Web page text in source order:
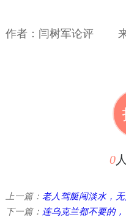
作者：闫树军论评 来
0
上一篇： 老人驾艇闯淡水，无人机
下一篇： 连乌克兰都不要的